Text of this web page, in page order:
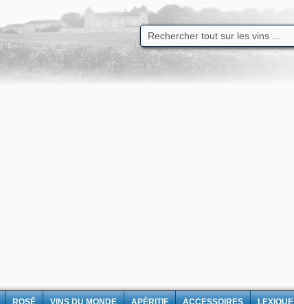
ROSÉ VINS DU MONDE APÉRITIF ACCESSOIRES LEXIQUE